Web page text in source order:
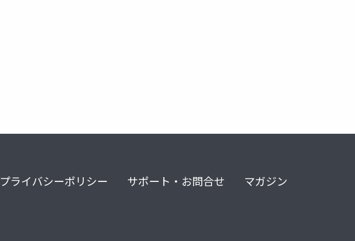
プライバシーポリシー サポート・お問合せ マガジン